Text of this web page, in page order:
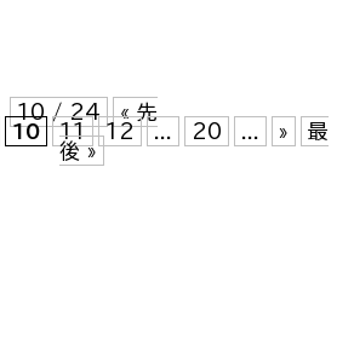
10 / 24
« 先
10 11 12 ... 20 ... »
最
後 »